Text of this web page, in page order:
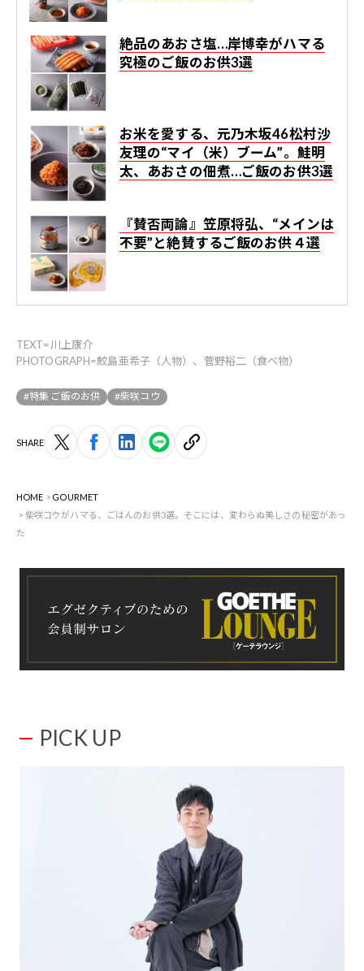
絶品のあおさ塩…岸博幸がハマる
究極のご飯のお供3選
お米を愛する、元乃木坂46松村沙
友理の“マイ（米）ブーム”。鮭明
太、あおさの佃煮…ご飯のお供3選
『賛否両論』笠原将弘、“メインは
不要”と絶賛するご飯のお供４選
TEXT=川上康介
PHOTOGRAPH=鮫島亜希子（人物）、菅野裕二（食べ物）
#特集 ご飯のお供 #柴咲コウ
SHARE
HOME
GOURMET
柴咲コウがハマる、ごはんのお供3選。そこには、変わらぬ美しさの秘密があっ
た
PICK UP